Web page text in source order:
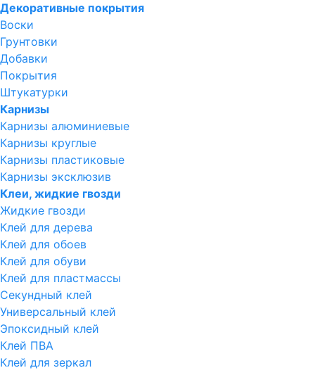
Декоративные покрытия
Воски
Грунтовки
Добавки
Покрытия
Штукатурки
Карнизы
Карнизы алюминиевые
Карнизы круглые
Карнизы пластиковые
Карнизы эксклюзив
Клеи, жидкие гвозди
Жидкие гвозди
Клей для дерева
Клей для обоев
Клей для обуви
Клей для пластмассы
Секундный клей
Универсальный клей
Эпоксидный клей
Клей ПВА
Клей для зеркал